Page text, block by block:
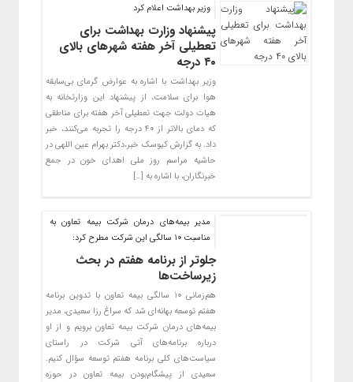
وزیر بهداشت اعلام کرد
پیشنهاد وزارت بهداشت برای
تعطیلی آخر هفته شهرهای بالای
۴۰ درجه
وزیر بهداشت با اشاره به عوارض گرمای بی‌سابقه
هوا برای سلامت، از پیشنهاد این وزارتخانه به
هیات دولت جهت تعطیلی آخر هفته برای مناطقی
که دمای بالاتر از ۴۰ درجه را تجربه می‌کنند، خبر
داد. به گزارش کیوسک خبر،‌دکتر بهرام عین اللهی در
حاشیه مراسم روز ملی اهدای خون در جمع
خبرنگاران، با اشاره به […]
مدیر بیمه‌های درمان شرکت بیمه تعاون به
مناسبت 10 سالگی این شرکت مطرح کرد:
جلوتر از برنامه هفتم در بحث
زیرساخت‌ها
هم‌زمانی ۱۰ سالگی بیمه تعاون با تدوین برنامه
هفتم توسعه بهانه‌ای شد که سراغ رزا سعیدی، مدیر
بیمه‌های درمان شرکت بیمه تعاون برویم و از او
درباره برنامه‌های آتی شرکت در راستای
سیاست‌های کلی برنامه هفتم توسعه سؤال کنیم.
سعیدی از پیشگام‌بودن بیمه تعاون در حوزه